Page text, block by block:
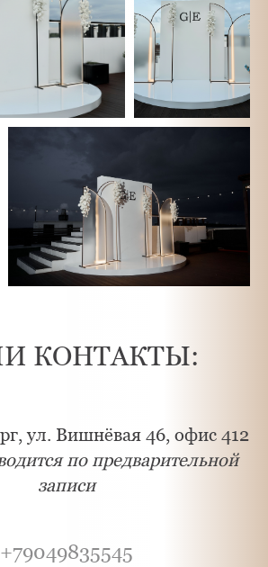
КОНТАКТЫ:
ул. Вишнёвая 46, офис 412
по предварительной
записи
+79049835545